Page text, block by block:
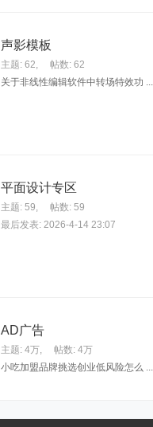
声影模板
主题: 62,
帖数: 62
关于非线性编辑软件中转场特效功 ...
平面设计专区
主题: 59,
帖数: 59
最后发表: 2026-4-14 23:07
AD广告
主题: 4万, 帖数: 4万
小吃加盟品牌挑选创业低风险怎么 ...